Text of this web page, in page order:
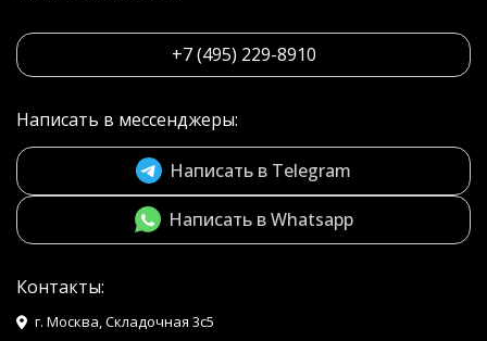
+7 (495) 229-8910
Написать в мессенджеры:
Написать в Telegram
Написать в Whatsapp
Контакты:
г. Москва, Складочная 3с5